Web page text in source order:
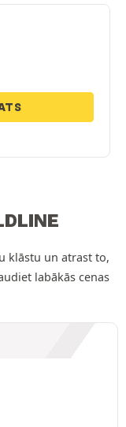
klāstu un atrast to,
labākās cenas